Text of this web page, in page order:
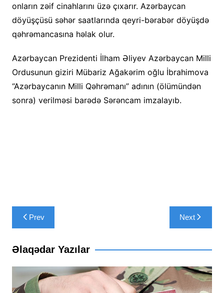
onların zəif cinahlarını üzə çıxarır. Azərbaycan
döyüşçüsü səhər saatlarında qeyri-bərabər döyüşdə
qəhrəmancasına həlak olur.
Azərbaycan Prezidenti İlham Əliyev Azərbaycan Milli
Ordusunun giziri Mübariz Ağakərim oğlu İbrahimova
“Azərbaycanın Milli Qəhrəmanı” adının (ölümündən
sonra) verilməsi barədə Sərəncam imzalayıb.
Yazı
naviqasiyası
Prev Next
Əlaqədar Yazılar